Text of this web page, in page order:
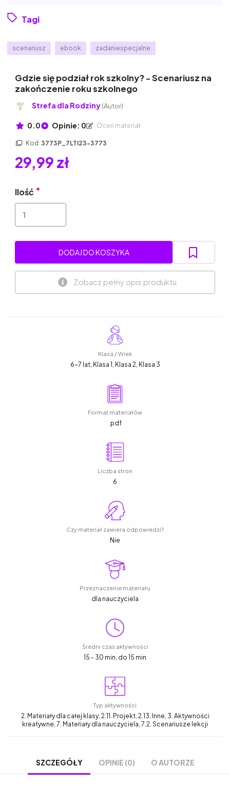
Tagi
scenariusz ebook zadaniespecjalne
Gdzie się podział rok szkolny? - Scenariusz na
zakończenie roku szkolnego
Strefa dla Rodziny(Autor)
0.0 Opinie: 0 Oceń materiał
Kod: 3773P_7LTI23-3773
29,99 zł
Ilość
DODAJ DO KOSZYKA
Zobacz pełny opis produktu
Klasa / Wiek
6-7 lat, Klasa 1, Klasa 2, Klasa 3
Format materiałów
.pdf
Liczba stron
6
Czy materiał zawiera odpowiedzi?
Nie
Przeznaczenie materiału
dla nauczyciela
Średni czas aktywności
15 - 30 min, do 15 min
Typ aktywności
2. Materiały dla całej klasy, 2.11. Projekt, 2.13. Inne, 3. Aktywności
kreatywne, 7. Materiały dla nauczyciela, 7.2. Scenariusze lekcji
SZCZEGÓŁY OPINIE (0) O AUTORZE